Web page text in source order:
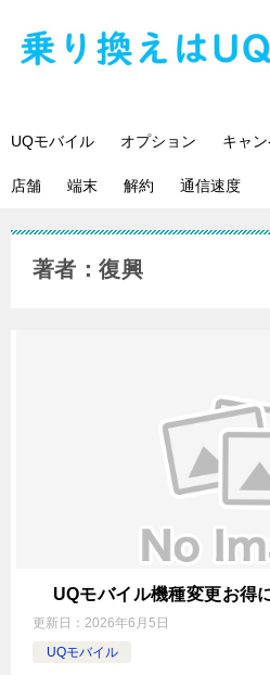
UQモバイル オプション キャ
店舗 端末 解約 通信速度
著者：復興
UQモバイル機種変更お得
更新日： 2026年6月5日
UQモバイル